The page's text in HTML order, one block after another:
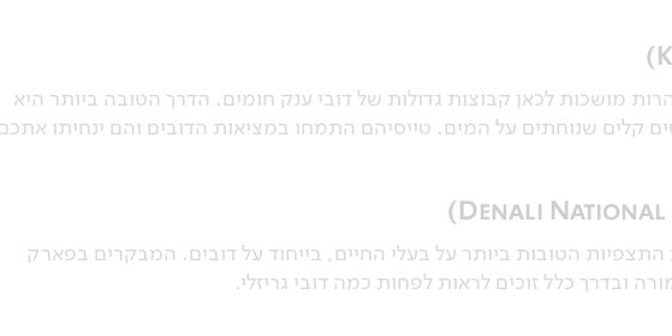
מושכות לכאן קבוצות גדולות של דובי ענק חומים. הדרך הטובה ביותר היא
קלים שנוחתים על המים. טייסיהם התמחו במציאות הדובים והם ינחיתו
הטובות ביותר על בעלי החיים, בייחוד על דובים. המבקרים בפארק
ובדרך כלל זוכים לראות לפחות כמה דובי גריזלי.